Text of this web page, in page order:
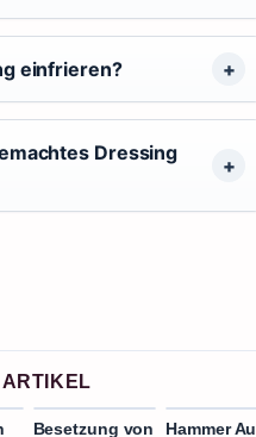
einfrieren?
Dressing
Besetzung von
Hammer